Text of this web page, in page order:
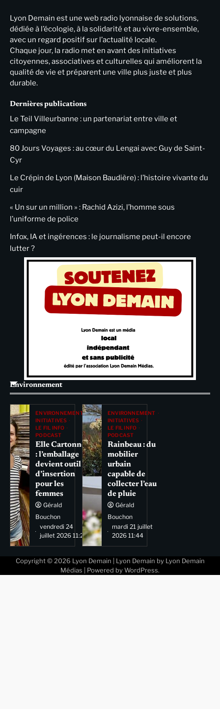
Lyon Demain est une web radio lyonnaise de solutions,
dédiée à l’écologie, à la solidarité et au vivre-ensemble,
avec un regard positif sur l’actualité locale.
Chaque jour, la radio met en avant des initiatives
citoyennes, associatives et culturelles qui améliorent la
qualité de vie et préparent une ville plus juste et plus
durable.
Dernières publications
Le Teil Villeurbanne : un partenariat entre ville et
campagne
80 Jours Voyages : au cœur du Lengai avec Guy de Saint-
Cyr
Le Crépin de Lyon (Maison Baudière) : l’histoire vivante du
cuir
« Un sur un million » : Rachid Azizi, l’homme sous
l’uniforme de police
Infox, IA et ingérences : le journalisme peut-il encore
lutter ?
Environnement
ENVIRONNEMENT
INITIATIVES
LE FIL INFO
PODCAST
Elle Cartonne
: l’emballage
devient outil
d’insertion
pour les
femmes
Gérald
Bouchon
vendredi 24
juillet 2026 11:29
ENVIRONNEMENT
INITIATIVES
LE FIL INFO
PODCAST
Rainbeau : du
mobilier
urbain
capable de
collecter l’eau
de pluie
Gérald
Bouchon
mardi 21 juillet
2026 11:44
Copyright © 2026 Lyon Demain | Lyon Demain by Lyon Demain
Médias | Powered by WordPress.